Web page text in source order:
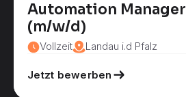
Automation Manager
(m/w/d)
Vollzeit Landau i.d Pfalz
Jetzt bewerben